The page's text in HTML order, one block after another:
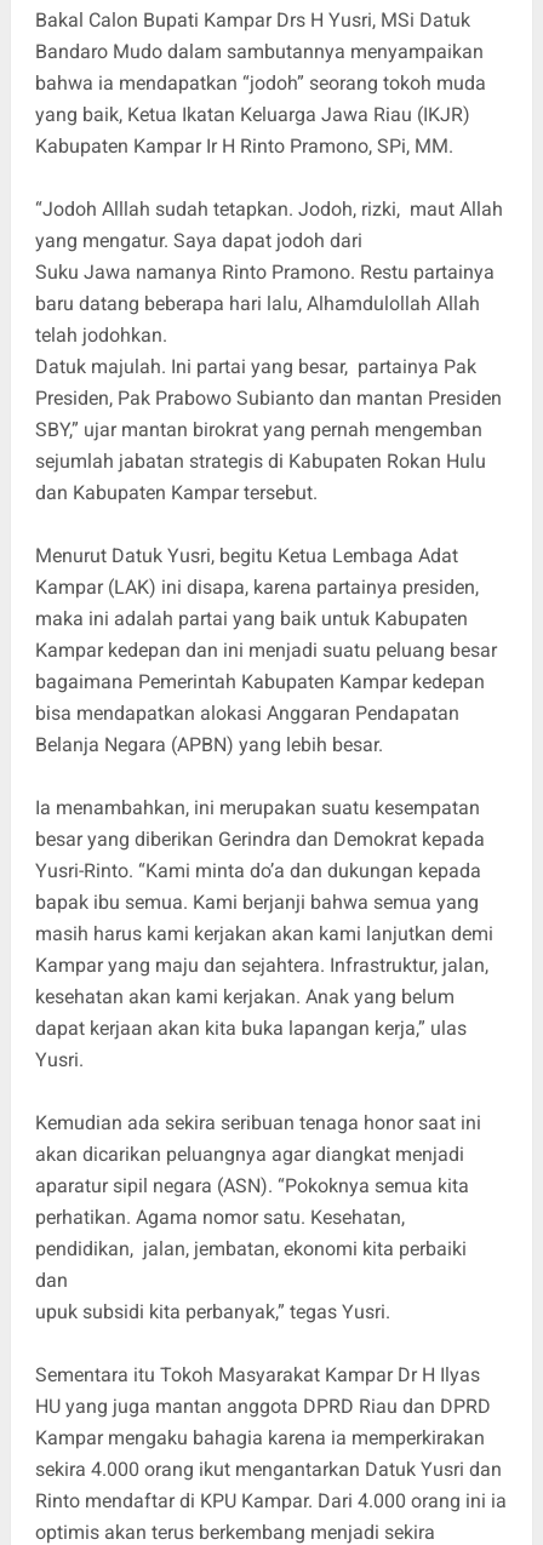
Bakal Calon Bupati Kampar Drs H Yusri, MSi Datuk
Bandaro Mudo dalam sambutannya menyampaikan
bahwa ia mendapatkan “jodoh” seorang tokoh muda
yang baik, Ketua Ikatan Keluarga Jawa Riau (IKJR)
Kabupaten Kampar Ir H Rinto Pramono, SPi, MM.
“Jodoh Alllah sudah tetapkan. Jodoh, rizki, maut Allah
yang mengatur. Saya dapat jodoh dari
Suku Jawa namanya Rinto Pramono. Restu partainya
baru datang beberapa hari lalu, Alhamdulollah Allah
telah jodohkan.
Datuk majulah. Ini partai yang besar, partainya Pak
Presiden, Pak Prabowo Subianto dan mantan Presiden
SBY,” ujar mantan birokrat yang pernah mengemban
sejumlah jabatan strategis di Kabupaten Rokan Hulu
dan Kabupaten Kampar tersebut.
Menurut Datuk Yusri, begitu Ketua Lembaga Adat
Kampar (LAK) ini disapa, karena partainya presiden,
maka ini adalah partai yang baik untuk Kabupaten
Kampar kedepan dan ini menjadi suatu peluang besar
bagaimana Pemerintah Kabupaten Kampar kedepan
bisa mendapatkan alokasi Anggaran Pendapatan
Belanja Negara (APBN) yang lebih besar.
Ia menambahkan, ini merupakan suatu kesempatan
besar yang diberikan Gerindra dan Demokrat kepada
Yusri-Rinto. “Kami minta do’a dan dukungan kepada
bapak ibu semua. Kami berjanji bahwa semua yang
masih harus kami kerjakan akan kami lanjutkan demi
Kampar yang maju dan sejahtera. Infrastruktur, jalan,
kesehatan akan kami kerjakan. Anak yang belum
dapat kerjaan akan kita buka lapangan kerja,” ulas
Yusri.
Kemudian ada sekira seribuan tenaga honor saat ini
akan dicarikan peluangnya agar diangkat menjadi
aparatur sipil negara (ASN). “Pokoknya semua kita
perhatikan. Agama nomor satu. Kesehatan,
pendidikan, jalan, jembatan, ekonomi kita perbaiki
dan
upuk subsidi kita perbanyak,” tegas Yusri.
Sementara itu Tokoh Masyarakat Kampar Dr H Ilyas
HU yang juga mantan anggota DPRD Riau dan DPRD
Kampar mengaku bahagia karena ia memperkirakan
sekira 4.000 orang ikut mengantarkan Datuk Yusri dan
Rinto mendaftar di KPU Kampar. Dari 4.000 orang ini ia
optimis akan terus berkembang menjadi sekira